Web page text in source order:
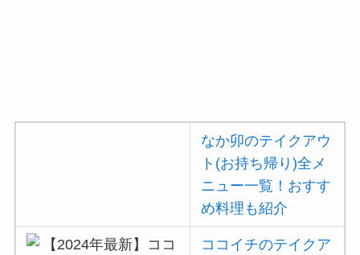
なか卯のテイクアウ
ト(お持ち帰り)全メ
ニュー一覧！おすす
め料理も紹介
ココイチのテイクア